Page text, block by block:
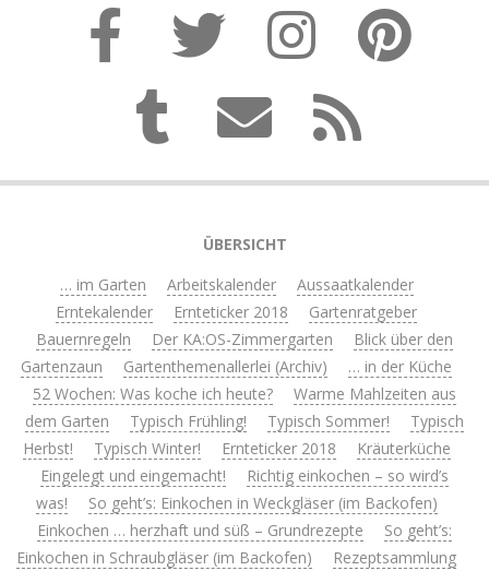
ÜBERSICHT
… im Garten
Arbeitskalender
Aussaatkalender
Erntekalender
Ernteticker 2018
Gartenratgeber
Bauernregeln
Der KA:OS-Zimmergarten
Blick über den
Gartenzaun
Gartenthemenallerlei (Archiv)
… in der Küche
52 Wochen: Was koche ich heute?
Warme Mahlzeiten aus
dem Garten
Typisch Frühling! Typisch Sommer!
Typisch
Herbst!
Typisch Winter! Ernteticker 2018
Kräuterküche
Eingelegt und eingemacht!
Richtig einkochen – so wird’s
was!
So geht’s: Einkochen in Weckgläser (im Backofen)
Einkochen … herzhaft und süß – Grundrezepte
So geht’s:
Einkochen in Schraubgläser (im Backofen)
Rezeptsammlung